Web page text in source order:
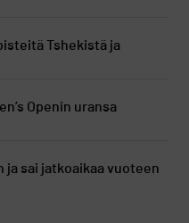
Tshekistä ja
Openin uransa
ja sai jatkoaikaa vuoteen